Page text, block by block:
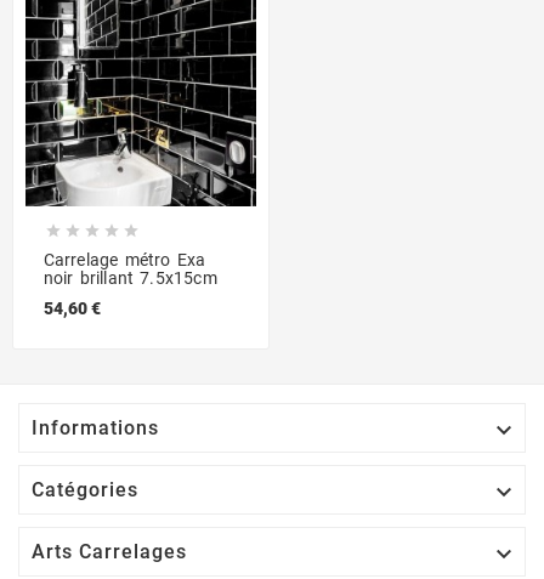
    
Carrelage métro Exa
noir brillant 7.5x15cm
54,60 €
Informations 
Catégories 
Arts Carrelages 